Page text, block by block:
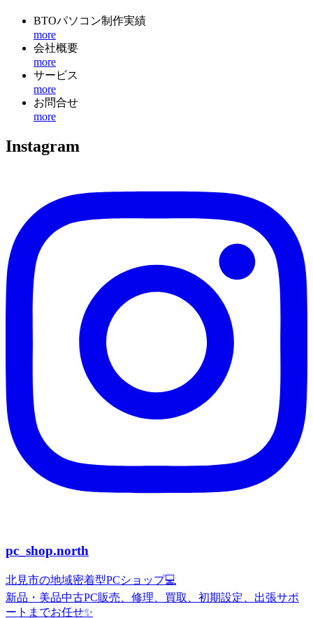
BTOパソコン制作実績
more
会社概要
more
サービス
more
お問合せ
more
Instagram
pc_shop.north
北見市の地域密着型PCショップ💻
新品・美品中古PC販売、修理、買取、初期設定、出張サポ
ートまでお任せ✨